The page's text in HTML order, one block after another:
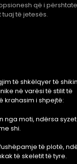
që i
të jetesës.
të shkëlqyer të
në varësi të stilit të
krahasim i shpejtë:
nga moti, ndërsa syzet
shi.
të plotë,
të skeletit të tyre.